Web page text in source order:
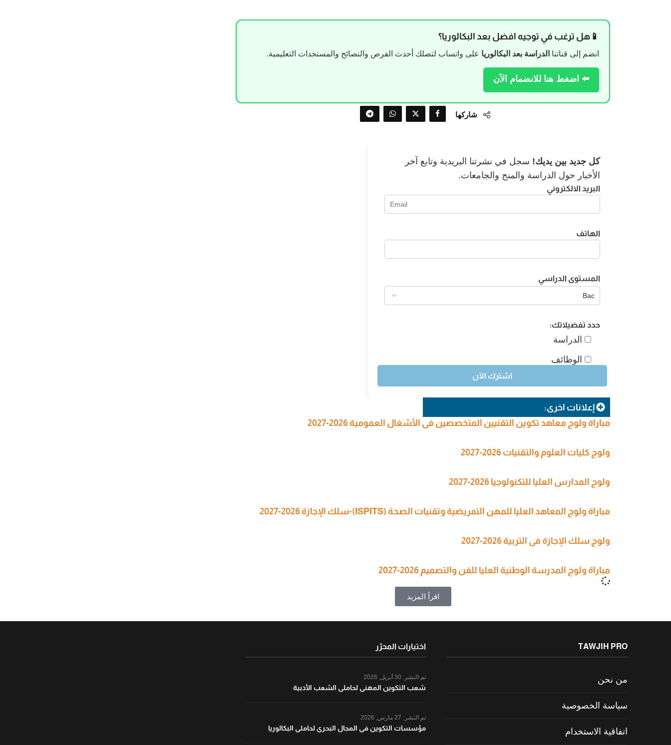
📱هل ترغب في توجيه افضل بعد البكالوريا؟
انضم إلى قناتنا الدراسة بعد البكالوريا على واتساب لتصلك أحدث الفرص والنصائح والمستجدات التعليمية.
⬅️ اضغط هنا للانضمام الآن
شاركها
كل جديد بين يديك! سجل في نشرتنا البريدية وتابع آخر
الأخبار حول الدراسة والمنح والجامعات.
البريد الالكتروني
الهاتف
المستوى الدراسي
حدد تفضيلاتك:
الدراسة
الوظائف
إعلانات اخرى:
مباراة ولوج معاهد تكوين التقنيين المتخصصين في الأشغال العمومية 2026-2027
ولوج كليات العلوم والتقنيات 2026-2027
ولوج المدارس العليا للتكنولوجيا 2026-2027
مباراة ولوج المعاهد العليا للمهن التمريضية وتقنيات الصحة (ISPITS)-سلك الإجازة 2026-2027
ولوج سلك الإجازة في التربية 2026-2027
مباراة ولوج المدرسة الوطنية العليا للفن والتصميم 2026-2027
اقرأ المزيد
TAWJIH PRO
من نحن
سياسة الخصوصية
اتفاقية الاستخدام
اختيارات المحرّر
تم النشر:
شعب التكوين المهني لحاملي الشعب الأدبية
تم النشر:
مؤسسات التكوين في المجال البحري لحاملي البكالوريا